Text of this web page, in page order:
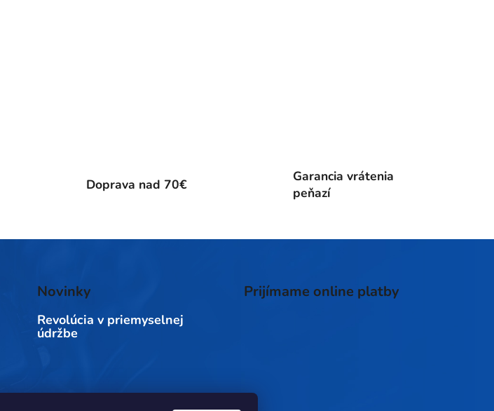
Doprava nad 70€
Garancia vrátenia
peňazí
Novinky
Revolúcia v priemyselnej
údržbe
Prijímame online platby